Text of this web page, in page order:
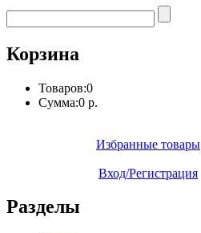
Корзина
Товаров:0
Сумма:0 р.
Избранные товары
Вход/Регистрация
Разделы